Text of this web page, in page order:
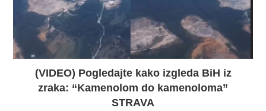
(VIDEO) Pogledajte kako izgleda BiH iz
zraka: “Kamenolom do kamenoloma”
STRAVA